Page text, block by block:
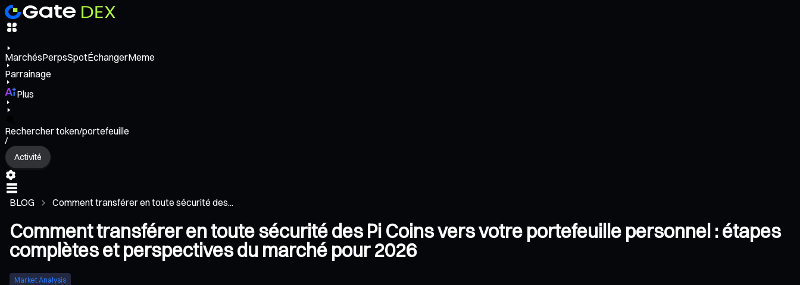
MarchésPerpsSpotÉchangerMeme
Parrainage
Plus
Rechercher token/portefeuille
/
Activité
BLOG Comment transférer en toute sécurité des...
Comment transférer en toute sécurité des Pi Coins vers votre portefeuille personnel : étapes
complètes et perspectives du marché pour 2026
Market Analysis